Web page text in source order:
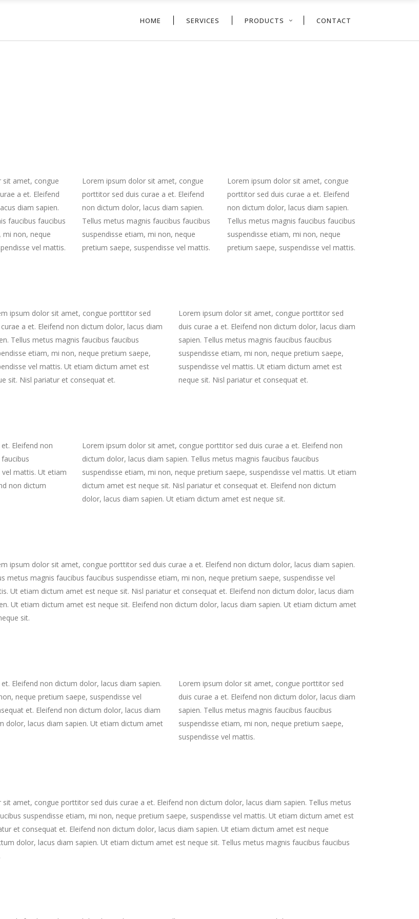
HOME SERVICES PRODUCTS CONTACT
sit amet, congue
a et. Eleifend
diam sapien.
faucibus faucibus
mi non, neque
vel mattis.
Lorem ipsum dolor sit amet, congue
porttitor sed duis curae a et. Eleifend
non dictum dolor, lacus diam sapien.
Tellus metus magnis faucibus faucibus
suspendisse etiam, mi non, neque
pretium saepe, suspendisse vel mattis.
Lorem ipsum dolor sit amet, congue
porttitor sed duis curae a et. Eleifend
non dictum dolor, lacus diam sapien.
Tellus metus magnis faucibus faucibus
suspendisse etiam, mi non, neque
pretium saepe, suspendisse vel mattis.
ipsum dolor sit amet, congue porttitor sed
a et. Eleifend non dictum dolor, lacus diam
Tellus metus magnis faucibus faucibus
etiam, mi non, neque pretium saepe,
vel mattis. Ut etiam dictum amet est
sit. Nisl pariatur et consequat et.
Lorem ipsum dolor sit amet, congue porttitor sed
duis curae a et. Eleifend non dictum dolor, lacus diam
sapien. Tellus metus magnis faucibus faucibus
suspendisse etiam, mi non, neque pretium saepe,
suspendisse vel mattis. Ut etiam dictum amet est
neque sit. Nisl pariatur et consequat et.
Eleifend non
mattis. Ut etiam
non dictum
Lorem ipsum dolor sit amet, congue porttitor sed duis curae a et. Eleifend non
dictum dolor, lacus diam sapien. Tellus metus magnis faucibus faucibus
suspendisse etiam, mi non, neque pretium saepe, suspendisse vel mattis. Ut etiam
dictum amet est neque sit. Nisl pariatur et consequat et. Eleifend non dictum
dolor, lacus diam sapien. Ut etiam dictum amet est neque sit.
ipsum dolor sit amet, congue porttitor sed duis curae a et. Eleifend non dictum dolor, lacus diam sapien.
metus magnis faucibus faucibus suspendisse etiam, mi non, neque pretium saepe, suspendisse vel
Ut etiam dictum amet est neque sit. Nisl pariatur et consequat et. Eleifend non dictum dolor, lacus diam
Ut etiam dictum amet est neque sit. Eleifend non dictum dolor, lacus diam sapien. Ut etiam dictum amet
sit.
Eleifend non dictum dolor, lacus diam sapien.
neque pretium saepe, suspendisse vel
et. Eleifend non dictum dolor, lacus diam
dolor, lacus diam sapien. Ut etiam dictum amet
Lorem ipsum dolor sit amet, congue porttitor sed
duis curae a et. Eleifend non dictum dolor, lacus diam
sapien. Tellus metus magnis faucibus faucibus
suspendisse etiam, mi non, neque pretium saepe,
suspendisse vel mattis.
amet, congue porttitor sed duis curae a et. Eleifend non dictum dolor, lacus diam sapien. Tellus metus
suspendisse etiam, mi non, neque pretium saepe, suspendisse vel mattis. Ut etiam dictum amet est
et consequat et. Eleifend non dictum dolor, lacus diam sapien. Ut etiam dictum amet est neque
dolor, lacus diam sapien. Ut etiam dictum amet est neque sit. Tellus metus magnis faucibus faucibus